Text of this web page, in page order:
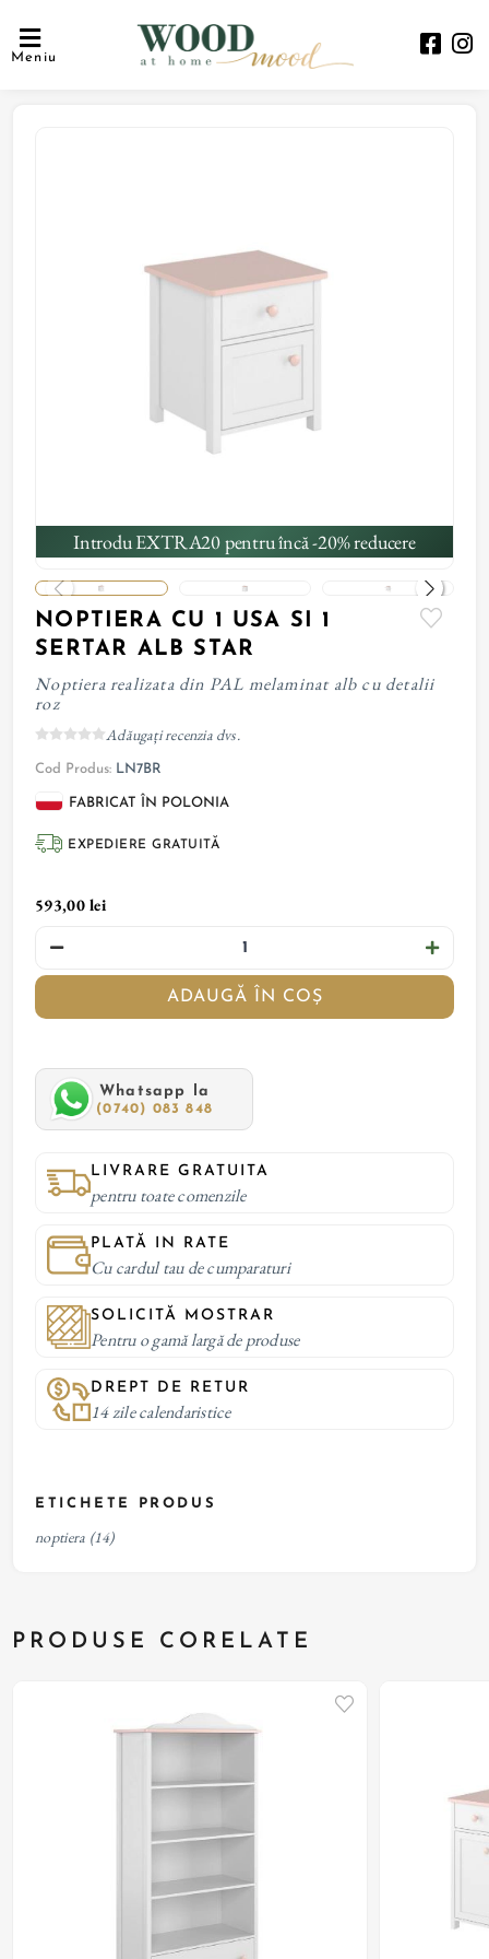
Meniu
Introdu EXTRA20 pentru încă -20% reducere
NOPTIERA CU 1 USA SI 1
SERTAR ALB STAR
Noptiera realizata din PAL melaminat alb cu detalii
roz
Adăugați recenzia dvs.
Cod Produs: LN7BR
FABRICAT ÎN POLONIA
EXPEDIERE GRATUITĂ
593,00 lei
ADAUGĂ ÎN COȘ
Whatsapp la
(0740) 083 848
LIVRARE GRATUITA
pentru toate comenzile
PLATĂ IN RATE
Cu cardul tau de cumparaturi
SOLICITĂ MOSTRAR
Pentru o gamă largă de produse
DREPT DE RETUR
14 zile calendaristice
ETICHETE PRODUS
noptiera (14)
PRODUSE CORELATE